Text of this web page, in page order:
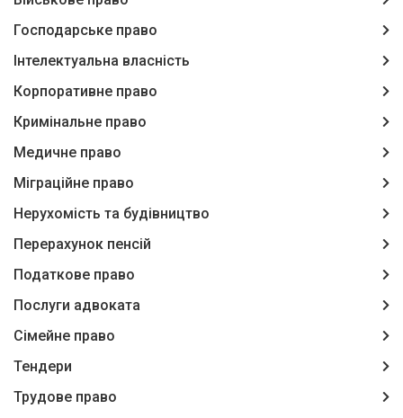
Господарське право
Інтелектуальна власність
Корпоративне право
Кримінальне право
Медичне право
Міграційне право
Нерухомість та будівництво
Перерахунок пенсій
Податкове право
Послуги адвоката
Сімейне право
Тендери
Трудове право